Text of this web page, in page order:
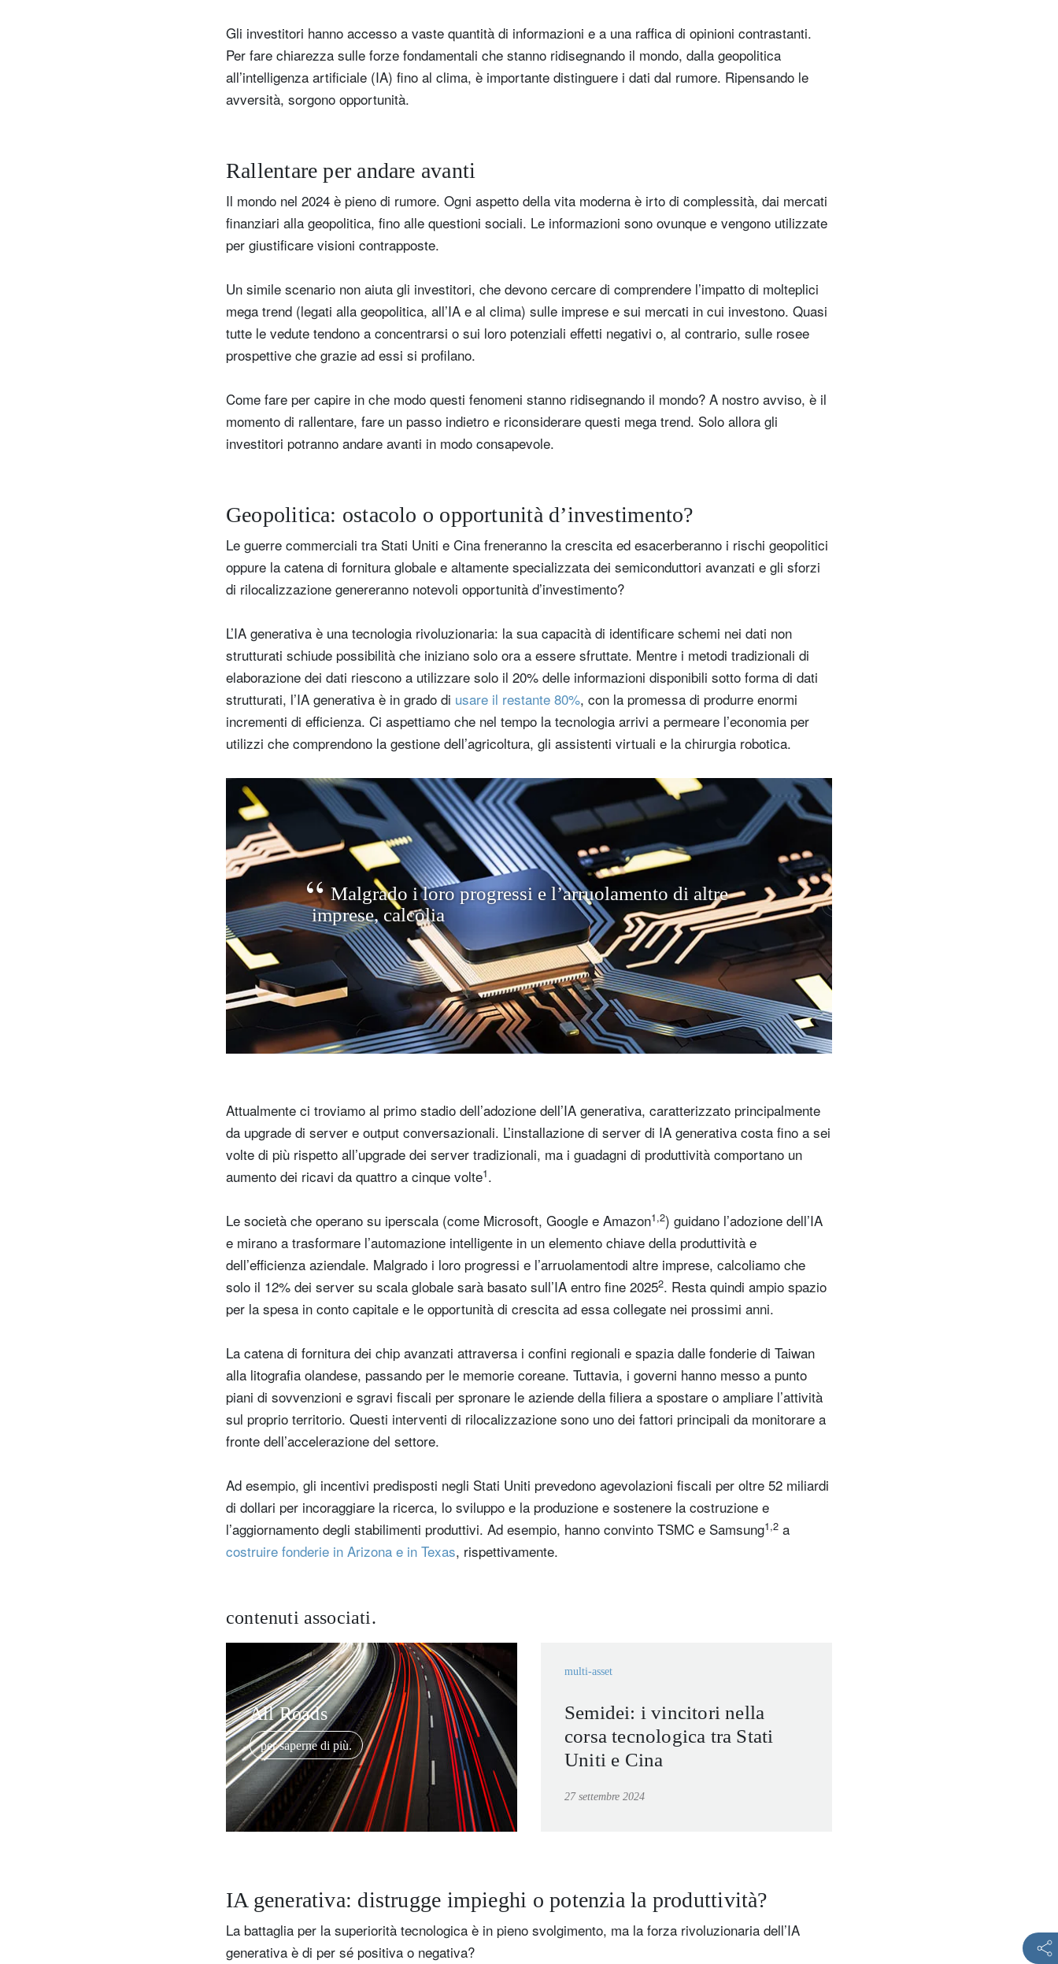
Gli investitori hanno accesso a vaste quantità di informazioni e a una raffica di opinioni contrastanti.
Per fare chiarezza sulle forze fondamentali che stanno ridisegnando il mondo, dalla geopolitica
all’intelligenza artificiale (IA) fino al clima, è importante distinguere i dati dal rumore. Ripensando le
avversità, sorgono opportunità.
Rallentare per andare avanti
Il mondo nel 2024 è pieno di rumore. Ogni aspetto della vita moderna è irto di complessità, dai mercati
finanziari alla geopolitica, fino alle questioni sociali. Le informazioni sono ovunque e vengono utilizzate
per giustificare visioni contrapposte.
Un simile scenario non aiuta gli investitori, che devono cercare di comprendere l’impatto di molteplici
mega trend (legati alla geopolitica, all’IA e al clima) sulle imprese e sui mercati in cui investono. Quasi
tutte le vedute tendono a concentrarsi o sui loro potenziali effetti negativi o, al contrario, sulle rosee
prospettive che grazie ad essi si profilano.
Come fare per capire in che modo questi fenomeni stanno ridisegnando il mondo? A nostro avviso, è il
momento di rallentare, fare un passo indietro e riconsiderare questi mega trend. Solo allora gli
investitori potranno andare avanti in modo consapevole.
Geopolitica: ostacolo o opportunità d’investimento?
Le guerre commerciali tra Stati Uniti e Cina freneranno la crescita ed esacerberanno i rischi geopolitici
oppure la catena di fornitura globale e altamente specializzata dei semiconduttori avanzati e gli sforzi
di rilocalizzazione genereranno notevoli opportunità d’investimento?
L’IA generativa è una tecnologia rivoluzionaria: la sua capacità di identificare schemi nei dati non
strutturati schiude possibilità che iniziano solo ora a essere sfruttate. Mentre i metodi tradizionali di
elaborazione dei dati riescono a utilizzare solo il 20% delle informazioni disponibili sotto forma di dati
strutturati, l’IA generativa è in grado di usare il restante 80%, con la promessa di produrre enormi
incrementi di efficienza. Ci aspettiamo che nel tempo la tecnologia arrivi a permeare l’economia per
utilizzi che comprendono la gestione dell’agricoltura, gli assistenti virtuali e la chirurgia robotica.
Malgrado i loro progressi e l’arruolamento di altre
imprese, calcoliam 2% de i server su scala
gl
Attualmente ci troviamo al primo stadio dell’adozione dell’IA generativa, caratterizzato principalmente
da upgrade di server e output conversazionali. L’installazione di server di IA generativa costa fino a sei
volte di più rispetto all’upgrade dei server tradizionali, ma i guadagni di produttività comportano un
aumento dei ricavi da quattro a cinque volte1.
Le società che operano su iperscala (come Microsoft, Google e Amazon1,2) guidano l’adozione dell’IA
e mirano a trasformare l’automazione intelligente in un elemento chiave della produttività e
dell’efficienza aziendale. Malgrado i loro progressi e l’arruolamentodi altre imprese, calcoliamo che
solo il 12% dei server su scala globale sarà basato sull’IA entro fine 20252. Resta quindi ampio spazio
per la spesa in conto capitale e le opportunità di crescita ad essa collegate nei prossimi anni.
La catena di fornitura dei chip avanzati attraversa i confini regionali e spazia dalle fonderie di Taiwan
alla litografia olandese, passando per le memorie coreane. Tuttavia, i governi hanno messo a punto
piani di sovvenzioni e sgravi fiscali per spronare le aziende della filiera a spostare o ampliare l’attività
sul proprio territorio. Questi interventi di rilocalizzazione sono uno dei fattori principali da monitorare a
fronte dell’accelerazione del settore.
Ad esempio, gli incentivi predisposti negli Stati Uniti prevedono agevolazioni fiscali per oltre 52 miliardi
di dollari per incoraggiare la ricerca, lo sviluppo e la produzione e sostenere la costruzione e
l’aggiornamento degli stabilimenti produttivi. Ad esempio, hanno convinto TSMC e Samsung1,2 a
costruire fonderie in Arizona e in Texas, rispettivamente.
contenuti associati.
All Roads
per saperne di più.
multi-asset
Semidei: i vincitori nella
corsa tecnologica tra Stati
Uniti e Cina
27 settembre 2024
IA generativa: distrugge impieghi o potenzia la produttività?
La battaglia per la superiorità tecnologica è in pieno svolgimento, ma la forza rivoluzionaria dell’IA
generativa è di per sé positiva o negativa?